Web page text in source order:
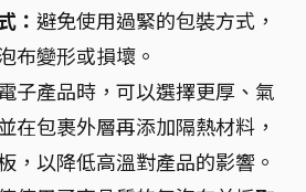
： 避免使用過緊的包裝方式，
布變形或損壞。
子產品時，可以選擇更厚、氣
在包裹外層再添加隔熱材料，
，以降低高溫對產品的影響。